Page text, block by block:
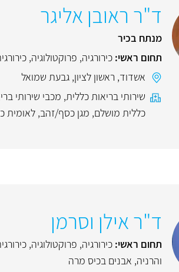
ד"ר ראובן אליגר
מנתח בכיר
תחום ראשי: כירורגיה, פרוקטולוגיה,
אשדוד, ראשון לציון, גבעת שמואל
שירותי בריאות כללית, מכבי שירותי
כללית מושלם, מגן כסף/זהב, לאומית
ד"ר אילן וסרמן
תחום ראשי: כירורגיה, פרוקטולוגיה,
והרניה, אבנים בכיס מרה